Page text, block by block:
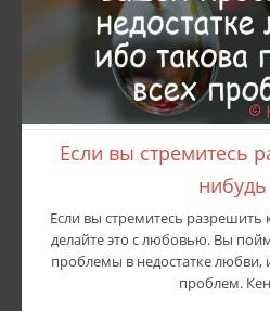
Если вы стремитесь
Если вы стремитесь
делайте это с любовью. Вы
проблемы в недостатке любви,
проблем.